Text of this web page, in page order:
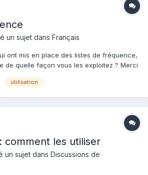
un sujet dans Français
ont mis en place des listes de fréquence,
de quelle façon vous les exploitez ? Merci
utilisation
comment les utiliser
un sujet dans Discussions de